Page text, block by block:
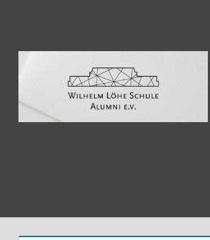
springen